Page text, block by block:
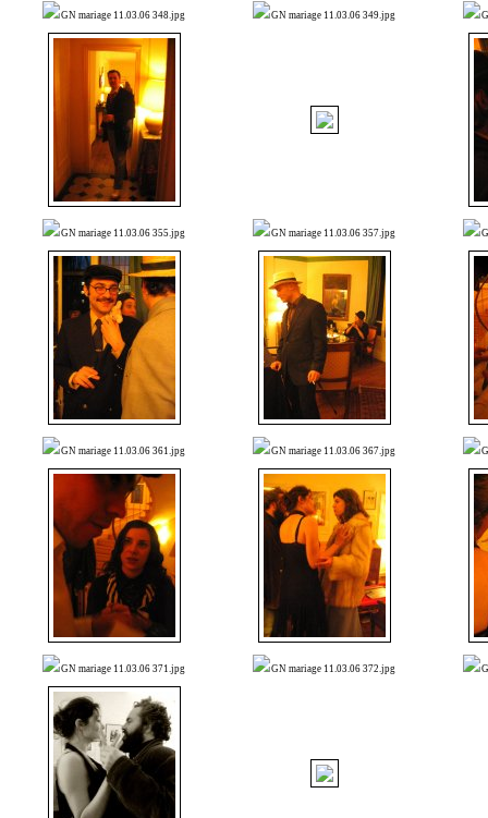
GN mariage 11.03.06 348.jpg GN mariage 11.03.06 349.jpg
GN mariage 11.03.06 355.jpg GN mariage 11.03.06 357.jpg
GN mariage 11.03.06 361.jpg GN mariage 11.03.06 367.jpg
GN mariage 11.03.06 371.jpg GN mariage 11.03.06 372.jpg